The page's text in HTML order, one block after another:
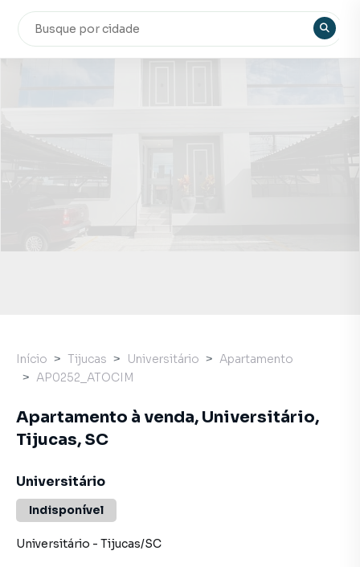
Início Tijucas Universitário
Apartamento
AP0252_ATOCIM
Apartamento à venda, Universitário,
Tijucas, SC
Universitário
Indisponível
Universitário - Tijucas/SC